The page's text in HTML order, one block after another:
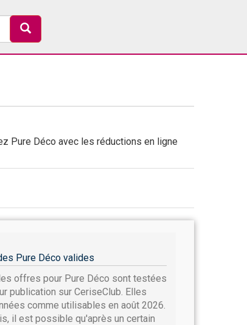
Pure Déco avec les réductions en ligne
Pure Déco valides
offres pour Pure Déco sont testées
publication sur CeriseClub. Elles
comme utilisables en août 2026.
il est possible qu'après un certain